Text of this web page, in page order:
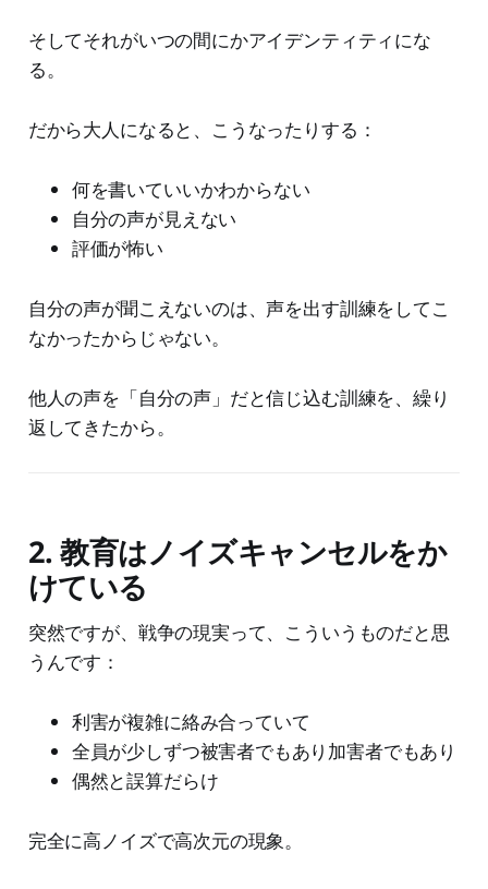
そしてそれがいつの間にかアイデンティティにな
る。
だから大人になると、こうなったりする：
何を書いていいかわからない
自分の声が見えない
評価が怖い
自分の声が聞こえないのは、声を出す訓練をしてこ
なかったからじゃない。
他人の声を「自分の声」だと信じ込む訓練を、繰り
返してきたから。
2. 教育はノイズキャンセルをか
けている
突然ですが、戦争の現実って、こういうものだと思
うんです：
利害が複雑に絡み合っていて
全員が少しずつ被害者でもあり加害者でもあり
偶然と誤算だらけ
完全に高ノイズで高次元の現象。